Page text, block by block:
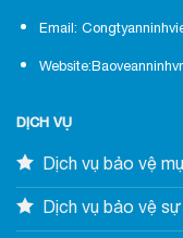
Email:
DỊCH VỤ
Dịch vụ bảo vệ
Dịch vụ bảo vệ